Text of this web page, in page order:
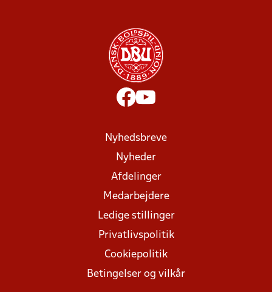
Nyhedsbreve
Nyheder
Afdelinger
Medarbejdere
Ledige stillinger
Privatlivspolitik
Cookiepolitik
Betingelser og vilkår